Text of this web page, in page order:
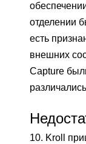
отделении
есть
внешних
Capture
10. Kroll